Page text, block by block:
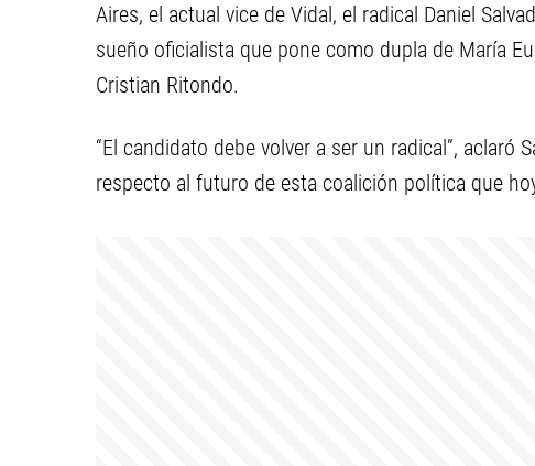
Aires, el actual vice de Vidal, el radical Daniel
sueño oficialista que pone como dupla de María
Cristian Ritondo.
“El candidato debe volver a ser un radical”, aclaró
respecto al futuro de esta coalición política que